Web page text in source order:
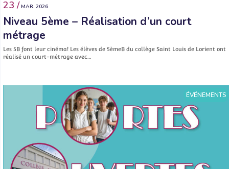
23 / MAR. 2026
Niveau 5ème – Réalisation d’un court
métrage
Les 5B font leur cinéma! Les élèves de 5èmeB du collège Saint Louis de Lorient ont
réalisé un court-métrage avec…
ÉVÉNEMENTS